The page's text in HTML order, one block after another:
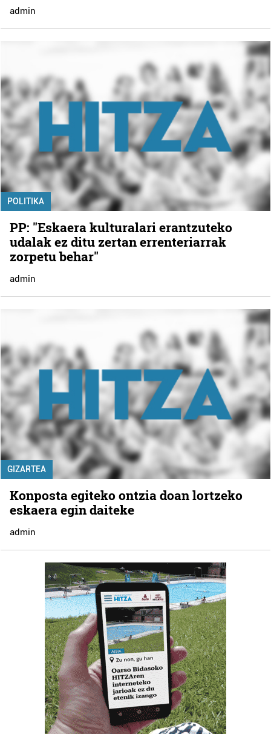
admin
POLITIKA
PP: "Eskaera kulturalari erantzuteko
udalak ez ditu zertan errenteriarrak
zorpetu behar"
admin
GIZARTEA
Konposta egiteko ontzia doan lortzeko
eskaera egin daiteke
admin